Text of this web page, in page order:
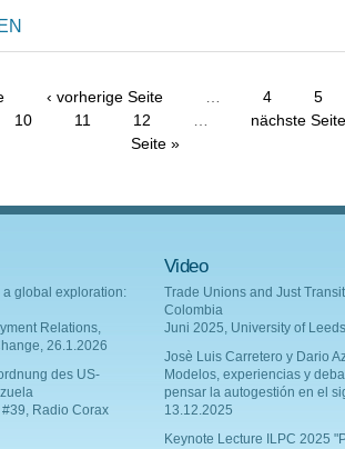
‹ vorherige Seite … 4
5
10 11 12 …
nächste
Seite »
a global exploration:
Relations,
26.1.2026
des US-
Radio Corax
Video
Trade Unions and Just
Colombia
Juni 2025, University of Leeds
Josè Luis Carretero y Dario
Modelos, experiencias y
pensar la autogestión en el
13.12.2025
Keynote Lecture ILPC 2025